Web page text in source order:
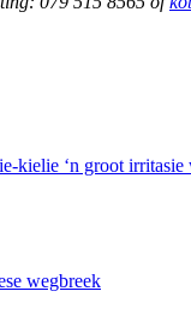
kielie ‘n groot